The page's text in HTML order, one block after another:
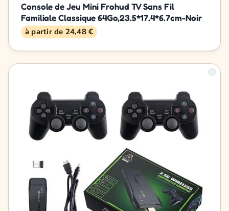
Console de Jeu Mini Frohud TV Sans Fil
Familiale Classique 64Go,23.5*17.4*6.7cm-Noir
à partir de 24,48 €